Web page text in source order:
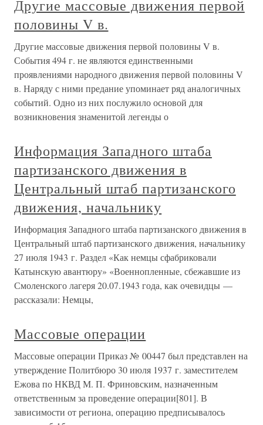
Другие массовые движения первой
половины V в.
Другие массовые движения первой половины V в.
События 494 г. не являются единственными
проявлениями народного движения первой половины V
в. Наряду с ними предание упоминает ряд аналогичных
событий. Одно из них послужило основой для
возникнове­ния знаменитой легенды о
Информация Западного штаба
партизанского движения в
Центральный штаб партизанского
движения, начальнику
Информация Западного штаба партизанского движения в
Центральный штаб партизанского движения, начальнику
27 июля 1943 г. Раздел «Как немцы сфабриковали
Катынскую авантюру» «Военнопленные, сбежавшие из
Смоленского лагеря 20.07.1943 года, как очевидцы —
рассказали: Немцы,
Массовые операции
Массовые операции Приказ № 00447 был представлен на
утверждение Политбюро 30 июля 1937 г. заместителем
Ежова по НКВД М. П. Фриновским, назначенным
ответственным за проведение операции[801]. В
зависимости от региона, операцию предписывалось